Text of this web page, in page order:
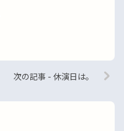
次の記事 - 休演日は。